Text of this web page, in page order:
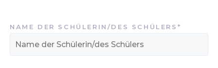
PFLICHTFELD
NAME DER SCHÜLERIN/DES SCHÜLERS *